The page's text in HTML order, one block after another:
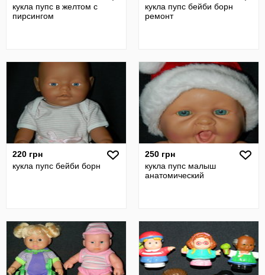
кукла пупс в желтом с
пирсингом
кукла пупс бейби борн
ремонт
220 грн
кукла пупс бейби борн
250 грн
кукла пупс малыш
анатомический